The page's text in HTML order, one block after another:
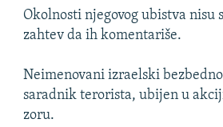
Okolnosti njegovog ubistva
zahtev da ih komentariše.
Neimenovani izraelski
saradnik terorista, ubijen u
zoru.